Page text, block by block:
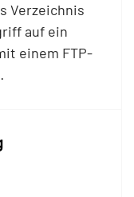
Verzeichnis
auf ein
einem FTP-